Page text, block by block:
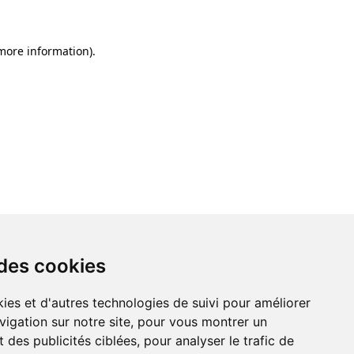
cookies
et d'autres technologies de suivi pour améliorer
sur notre site, pour vous montrer un
des publicités ciblées, pour analyser le trafic de
information).